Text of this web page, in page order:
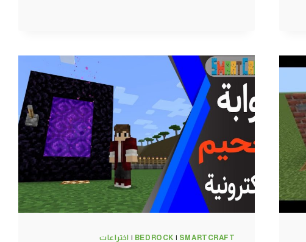
ولانهائي
ماين
كرافت
الجوال
#SMARTCRAFT
BEDROCK | SMARTCRAFT
| اختراعات